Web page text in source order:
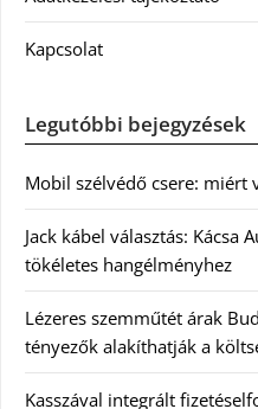
Kapcsolat
Legutóbbi bejegyzések
Mobil szélvédő csere: miért
Jack kábel választás: Kácsa
tökéletes hangélményhez
Lézeres szemműtét árak
tényezők alakíthatják a
Kasszával integrált